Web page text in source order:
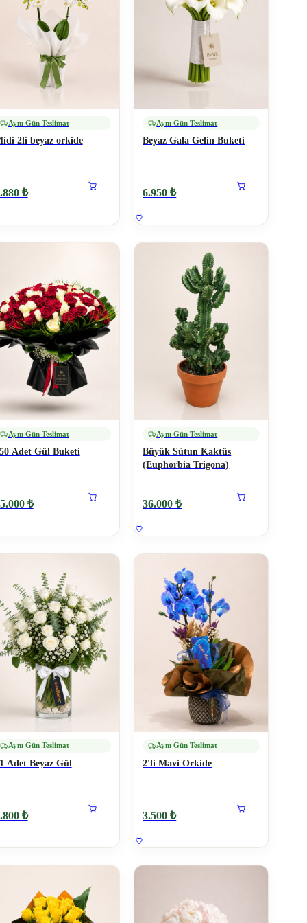
Aynı Gün Teslimat
2li beyaz orkide
₺
Aynı Gün Teslimat
Beyaz Gala Gelin Buketi
6.950 ₺
Aynı Gün Teslimat
Adet Gül Buketi
₺
Aynı Gün Teslimat
Büyük Sütun Kaktüs
(Euphorbia Trigona)
36.000 ₺
Aynı Gün Teslimat
Adet Beyaz Gül
₺
Aynı Gün Teslimat
2'li Mavi Orkide
3.500 ₺